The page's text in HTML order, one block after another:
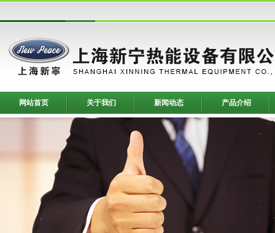
网站首页 关于我们 新闻动态 产品介绍